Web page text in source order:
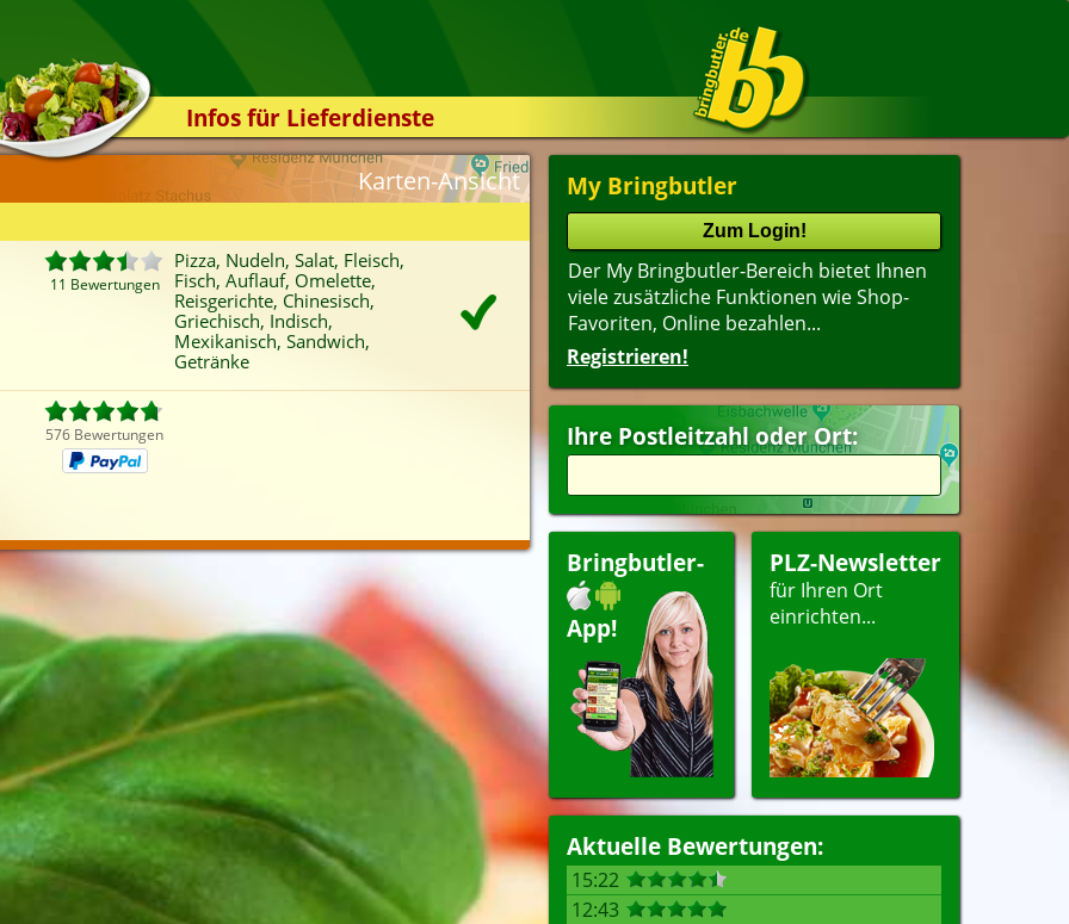
Infos für Lieferdienste
Kassensystem
Zuverlässigkeit
Der Online-Shop
Das Bestellsystem
Der Bestellvorgang
Übertragung
My Bringbutler
Der My Bringbutler-Bereich bietet Ihnen
viele zusätzliche Funktionen wie Shop-
Favoriten, Online bezahlen...
Registrieren!
Ihre Postleitzahl oder Ort:
Bringbutler-
App!
PLZ-Newsletter
für Ihren Ort
einrichten...
Aktuelle Bewertungen:
15:22
12:43
Karten-Ansicht
11 Bewertungen
Pizza, Nudeln, Salat, Fleisch,
Fisch, Auflauf, Omelette,
Reisgerichte, Chinesisch,
Griechisch, Indisch,
Mexikanisch, Sandwich,
Getränke
576 Bewertungen